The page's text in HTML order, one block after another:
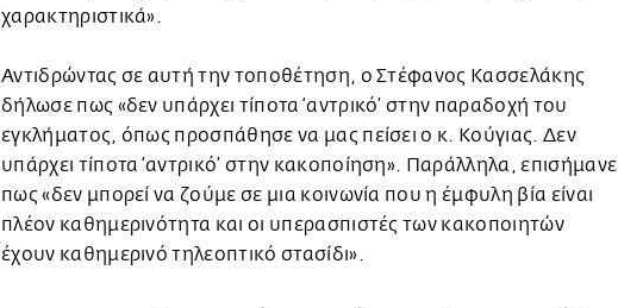
χαρακτηριστικά».
Αντιδρώντας σε αυτή την τοποθέτηση, ο Στέφανος Κασσελάκης
δήλωσε πως «δεν υπάρχει τίποτα ‘αντρικό’ στην παραδοχή του
εγκλήματος, όπως προσπάθησε να μας πείσει ο κ. Κούγιας. Δεν
υπάρχει τίποτα ‘αντρικό’ στην κακοποίηση». Παράλληλα, επισήμανε
πως «δεν μπορεί να ζούμε σε μια κοινωνία που η έμφυλη βία είναι
πλέον καθημερινότητα και οι υπερασπιστές των κακοποιητών
έχουν καθημερινό τηλεοπτικό στασίδι».